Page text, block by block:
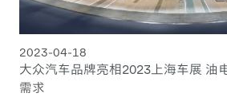
2023-04-18
大众汽车品牌亮相2023上海车展 油
需求